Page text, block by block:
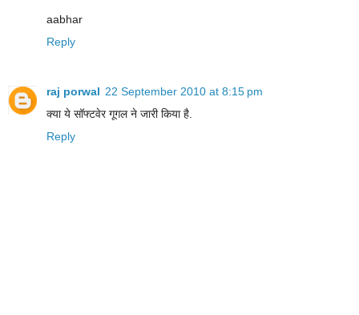
aabhar
Reply
raj porwal 22 September 2010 at 8:15 pm
क्या ये सॉफ्टवेर गूगल ने जारी किया है.
Reply